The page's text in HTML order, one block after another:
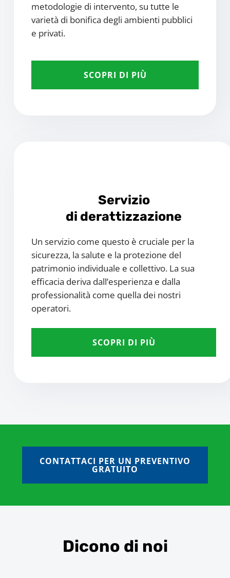
metodologie di intervento, su tutte le
varietà di bonifica degli ambienti pubblici
e privati.
SCOPRI DI PIÙ
Servizio
di derattizzazione
Un servizio come questo è cruciale per la
sicurezza, la salute e la protezione del
patrimonio individuale e collettivo. La sua
efficacia deriva dall’esperienza e dalla
professionalità come quella dei nostri
operatori.
SCOPRI DI PIÙ
CONTATTACI PER UN PREVENTIVO
GRATUITO
Dicono di noi